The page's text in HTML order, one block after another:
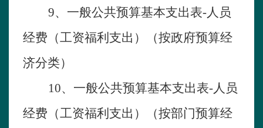
9、一般公共预算基本支出表-人员
经费（工资福利支出）（按政府预算经
济分类）
10、一般公共预算基本支出表-人员
经费（工资福利支出）（按部门预算经